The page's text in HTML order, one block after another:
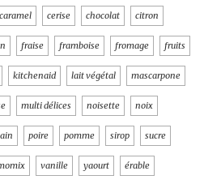
caramel cerise chocolat citron
fraise framboise fromage fruits
kitchenaid lait végétal mascarpone
multi délices noisette noix
poire pomme sirop sucre
vanille yaourt érable